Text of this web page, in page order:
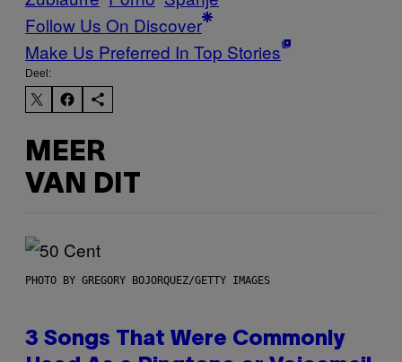
Follow Us On Discover
Make Us Preferred In Top Stories
Deel:
MEER
VAN DIT
PHOTO BY GREGORY BOJORQUEZ/GETTY IMAGES
3 Songs That Were Commonly